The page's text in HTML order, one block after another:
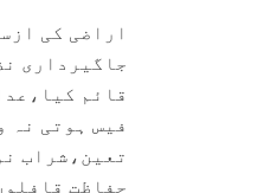
اراضی کی
جاگیرداری
قائم
فیس ہوتی نہ
تعین،شراب
حفاظت